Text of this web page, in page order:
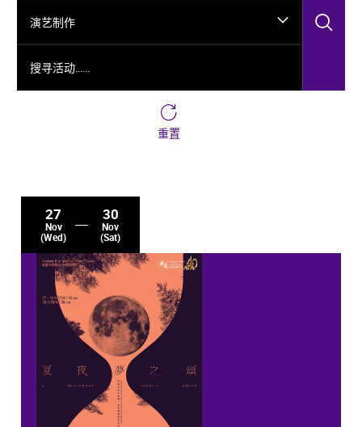
出演。
演艺制作
重置
27
Nov
(Wed)
30
Nov
(Sat)